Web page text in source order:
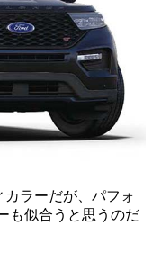
ラーだが、パフォ
も似合うと思うのだ